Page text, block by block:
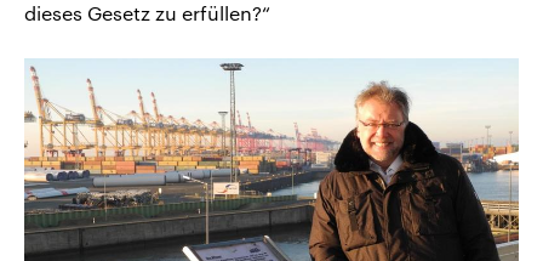
dieses Gesetz zu erfüllen?“